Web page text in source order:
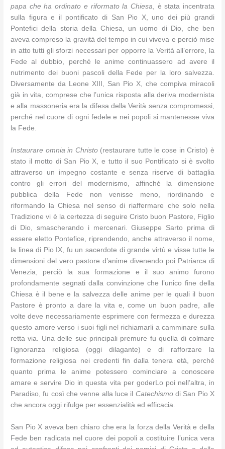
papa che ha ordinato e riformato la Chiesa, è stata incentrata
sulla figura e il pontificato di San Pio X, uno dei più grandi
Pontefici della storia della Chiesa, un uomo di Dio, che ben
aveva compreso la gravità del tempo in cui viveva e perciò mise
in atto tutti gli sforzi necessari per opporre la Verità all’errore, la
Fede al dubbio, perché le anime continuassero ad avere il
nutrimento dei buoni pascoli della Fede per la loro salvezza.
Diversamente da Leone XIII, San Pio X, che compiva miracoli
già in vita, comprese che l’unica risposta alla deriva modernista
e alla massoneria era la difesa della Verità senza compromessi,
perché nel cuore di ogni fedele e nei popoli si mantenesse viva
la Fede.
Instaurare omnia in Christo(restaurare tutte le cose in Cristo) è
stato il motto di San Pio X, e tutto il suo Pontificato si è svolto
attraverso un impegno costante e senza riserve di battaglia
contro gli errori del modernismo, affinché la dimensione
pubblica della Fede non venisse meno, riordinando e
riformando la Chiesa nel senso di riaffermare che solo nella
Tradizione vi è la certezza di seguire Cristo buon Pastore, Figlio
di Dio, smascherando i mercenari. Giuseppe Sarto prima di
essere eletto Pontefice, riprendendo, anche attraverso il nome,
la linea di Pio IX, fu un sacerdote di grande virtù e visse tutte le
dimensioni del vero pastore d’anime divenendo poi Patriarca di
Venezia, perciò la sua formazione e il suo animo furono
profondamente segnati dalla convinzione che l’unico fine della
Chiesa è il bene e la salvezza delle anime per le quali il buon
Pastore è pronto a dare la vita e, come un buon padre, alle
volte deve necessariamente esprimere con fermezza e durezza
questo amore verso i suoi figli nel richiamarli a camminare sulla
retta via. Una delle sue principali premure fu quella di colmare
l’ignoranza religiosa (oggi dilagante) e di rafforzare la
formazione religiosa nei credenti fin dalla tenera età, perché
quanto prima le anime potessero cominciare a conoscere
amare e servire Dio in questa vita per goderLo poi nell’altra, in
Paradiso, fu così che venne alla luce il Catechismo di San Pio X
che ancora oggi rifulge per essenzialità ed efficacia.
San Pio X aveva ben chiaro che era la forza della Verità e della
Fede ben radicata nel cuore dei popoli a costituire l’unica vera